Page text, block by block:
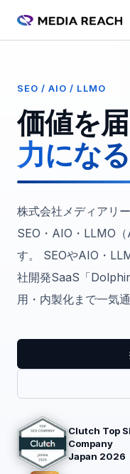
SEO / AIO / LLMO
価値を
力になる
株式会社メディアリ
SEO・AIO・LLMO
す。 SEOやAIO・
社開発SaaS「
用・内製化まで一気
Clutch Top
Company
Japan 2026